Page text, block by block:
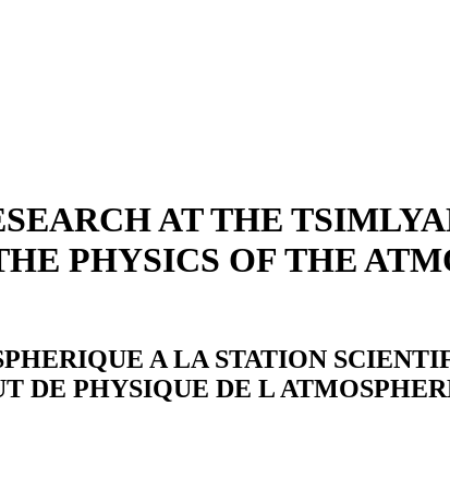
AT THE
PHYSICS OF THE
A LA STATION
DE PHYSIQUE DE L